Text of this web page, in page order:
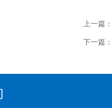
上一篇：
下一篇：